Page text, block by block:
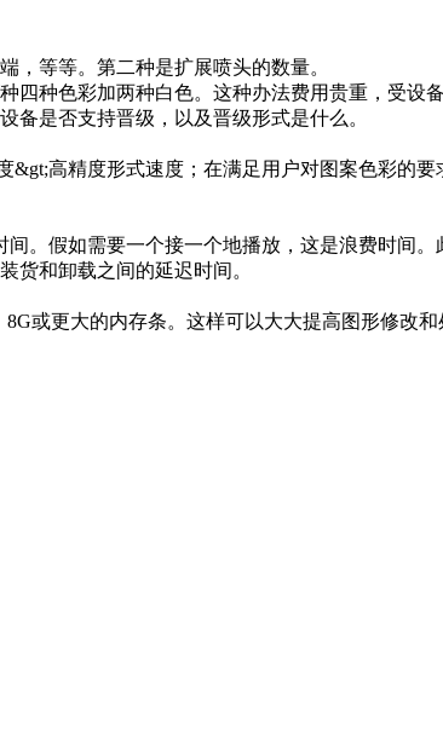
等等。第二种是扩展喷头的数量。
种色彩加两种白色。这种办法费用贵重，受设
备是否支持晋级，以及晋级形式是什么。
高精度形式速度；在满足用户对图案色彩的要
假如需要一个接一个地播放，这是浪费时间。
货和卸载之间的延迟时间。
更大的内存条。这样可以大大提高图形修改